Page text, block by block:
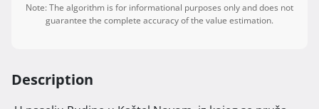
Note: The algorithm is for informational purposes only and does not
guarantee the complete accuracy of the value estimation.
Description